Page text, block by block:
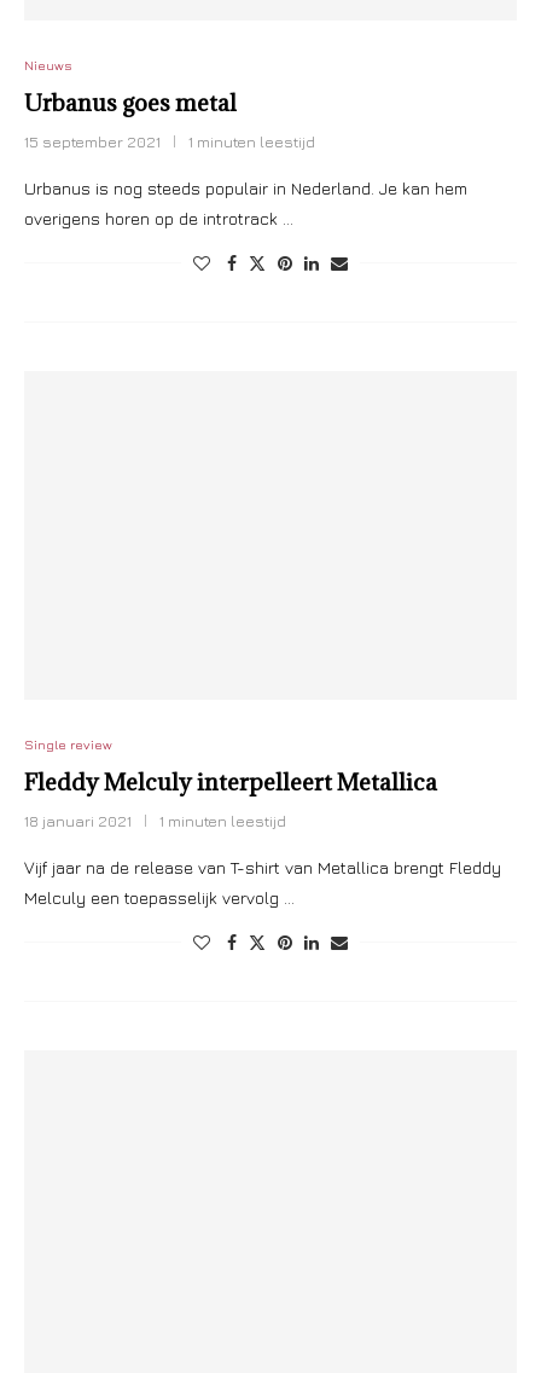
Nieuws
Urbanus goes metal
15 september 2021 1 minuten leestijd
Urbanus is nog steeds populair in Nederland. Je kan hem
overigens horen op de introtrack …
Single review
Fleddy Melculy interpelleert Metallica
18 januari 2021 1 minuten leestijd
Vijf jaar na de release van T-shirt van Metallica brengt Fleddy
Melculy een toepasselijk vervolg …